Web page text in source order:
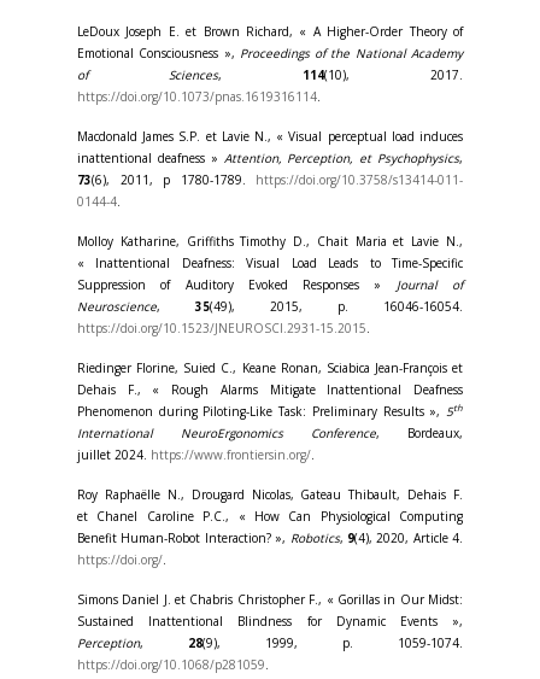
LeDoux Joseph E. et Brown Richard, « A Higher-Order Theory of
Emotional Consciousness », Proceedings of the National Academy
of Sciences, 114(10), 2017.
https://doi.org/10.1073/pnas.1619316114.
Macdonald James S.P. et Lavie N., « Visual perceptual load induces
inattentional deafness » Attention, Perception, et Psychophysics,
73(6), 2011, p 1780-1789. https://doi.org/10.3758/s13414-011-
0144-4.
Molloy Katharine, Griffiths Timothy D., Chait Maria et Lavie N.,
« Inattentional Deafness: Visual Load Leads to Time-Specific
Suppression of Auditory Evoked Responses » Journal of
Neuroscience,35(49), 2015, p. 16046-16054.
https://doi.org/10.1523/JNEUROSCI.2931-15.2015.
Riedinger Florine, Suied C., Keane Ronan, Sciabica Jean-François et
Dehais F., « Rough Alarms Mitigate Inattentional Deafness
Phenomenon during Piloting-Like Task: Preliminary Results », 5th
International NeuroErgonomics Conference, Bordeaux,
juillet 2024. https://www.frontiersin.org/.
Roy Raphaëlle N., Drougard Nicolas, Gateau Thibault, Dehais F.
et Chanel Caroline P.C., « How Can Physiological Computing
Benefit Human-Robot Interaction? », Robotics, 9(4), 2020, Article 4.
https://doi.org/.
Simons Daniel J. et Chabris Christopher F., « Gorillas in Our Midst:
Sustained Inattentional Blindness for Dynamic Events »,
Perception, 28(9), 1999, p. 1059-1074.
https://doi.org/10.1068/p281059.